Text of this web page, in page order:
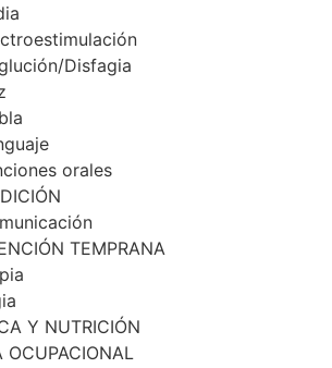
Disfagia
orales
TEMPRANA
Y NUTRICIÓN
OCUPACIONAL